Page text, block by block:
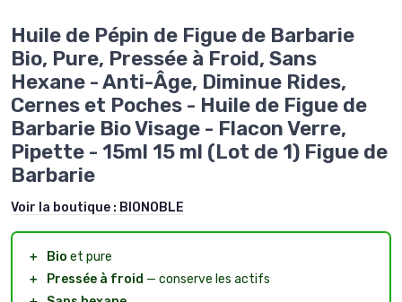
Huile de Pépin de Figue de Barbarie
Bio, Pure, Pressée à Froid, Sans
Hexane - Anti-Âge, Diminue Rides,
Cernes et Poches - Huile de Figue de
Barbarie Bio Visage - Flacon Verre,
Pipette - 15ml 15 ml (Lot de 1) Figue de
Barbarie
Voir la boutique : BIONOBLE
＋ Bio et pure
＋
Pressée à froid — conserve les actifs